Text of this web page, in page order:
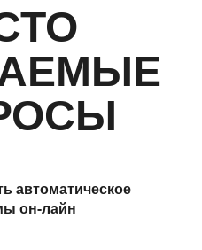
автоматическое
он-лайн